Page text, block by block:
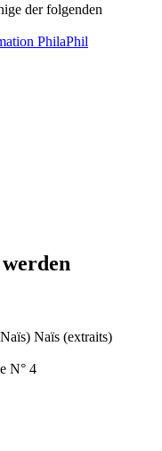
der folgenden
PhilaPhil
Naïs (extraits)
N° 4